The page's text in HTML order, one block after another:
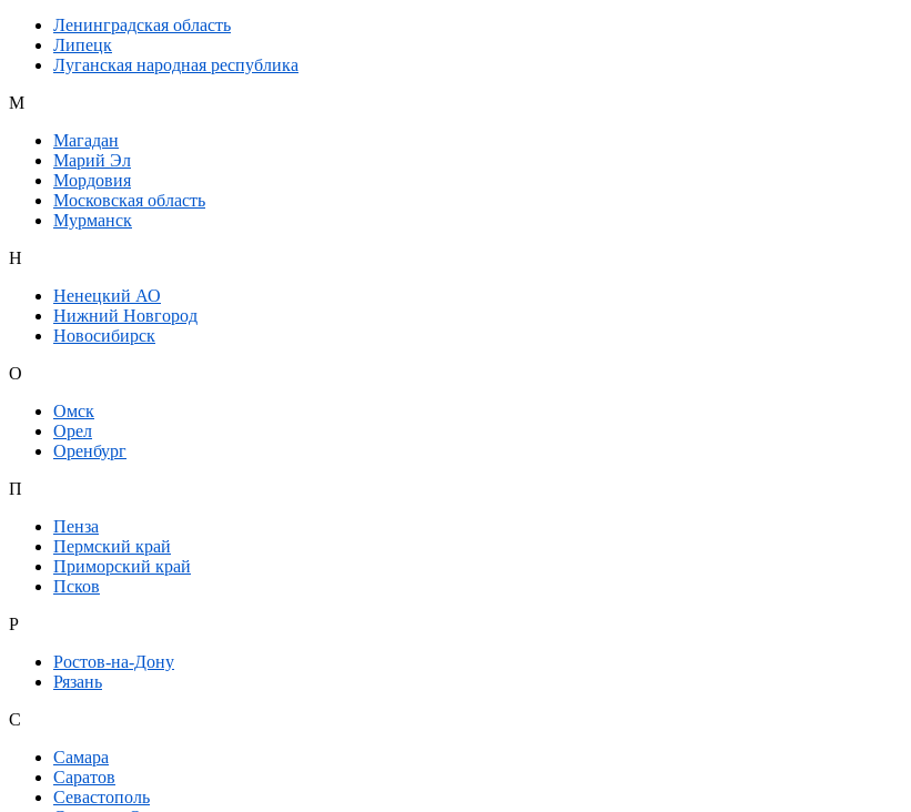
Ленинградская область
Липецк
Луганская народная республика
М
Магадан
Марий Эл
Мордовия
Московская область
Мурманск
Н
Ненецкий АО
Нижний Новгород
Новосибирск
О
Омск
Орел
Оренбург
П
Пенза
Пермский край
Приморский край
Псков
Р
Ростов-на-Дону
Рязань
С
Самара
Саратов
Севастополь